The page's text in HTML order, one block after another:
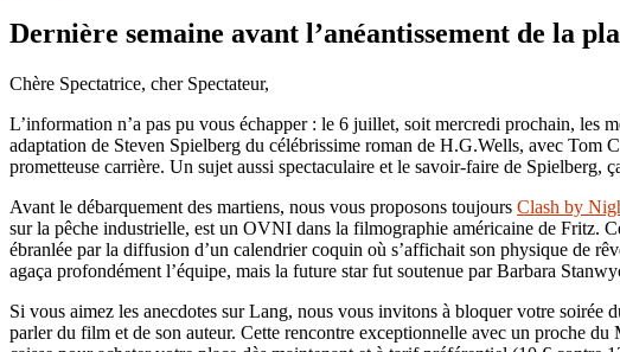
Dernière semaine avant l’anéantissement de la
Chère Spectatrice, cher Spectateur,
L’information n’a pas pu vous échapper : le 6 juillet, soit mercredi prochain, les
adaptation de Steven Spielberg du célébrissime roman de H.G.Wells, avec Tom
prometteuse carrière. Un sujet aussi spectaculaire et le savoir-faire de Spielberg,
Avant le débarquement des martiens, nous vous proposons toujours Clash by
sur la pêche industrielle, est un OVNI dans la filmographie américaine de Fritz.
ébranlée par la diffusion d’un calendrier coquin où s’affichait son physique de
agaça profondément l’équipe, mais la future star fut soutenue par Barbara
Si vous aimez les anecdotes sur Lang, nous vous invitons à bloquer votre
parler du film et de son auteur. Cette rencontre exceptionnelle avec un proche